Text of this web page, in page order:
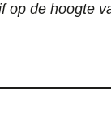
de hoogte